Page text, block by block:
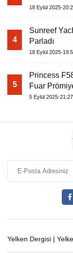
18 Eylül 2025-
4
Sunreef
Parladı
18 Eylül 2025-
5
Princess
Fuar
5 Eylül 2025-21:27
Yelken Dergisi |